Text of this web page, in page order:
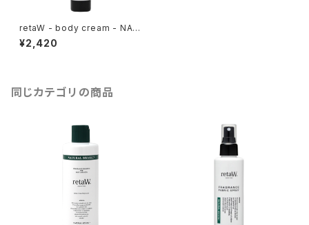
retaW - body cream - NAT
URAL MYSTIC*
¥2,420
同じカテゴリの商品